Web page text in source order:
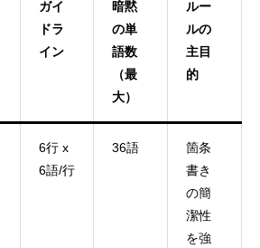
ガイ
ドラ
イン
暗黙
の単
語数
（最
大）
ルー
ルの
主目
的
6行 x
6語/行
36語
箇条
書き
の簡
潔性
を強